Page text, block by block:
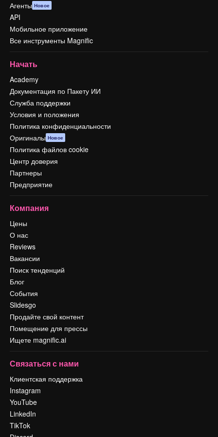
Агенты Новое
API
Мобильное приложение
Все инструменты Magnific
Начать
Academy
Документация по Пакету ИИ
Служба поддержки
Условия и положения
Политика конфиденциальности
Оригиналы Новое
Политика файлов cookie
Центр доверия
Партнеры
Предприятие
Компания
Цены
О нас
Reviews
Вакансии
Поиск тенденций
Блог
События
Slidesgo
Продайте свой контент
Помещение для прессы
Ищете magnific.ai
Связаться с нами
Клиентская поддержка
Instagram
YouTube
LinkedIn
TikTok